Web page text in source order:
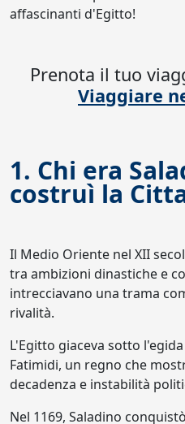
affascinanti d'Egitto!
Prenota il tuo
Viaggiare
1. Chi era
costruì la
Il Medio Oriente nel XII
tra ambizioni dinastiche e
intrecciavano una trama
rivalità.
L'Egitto giaceva sotto
Fatimidi, un regno che
decadenza e instabilità
Nel 1169, Saladino